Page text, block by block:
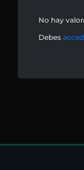
No hay
Debes